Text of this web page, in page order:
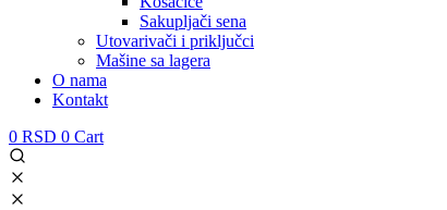
Sakupljači sena
Utovarivači i priključci
Mašine sa lagera
O nama
Kontakt
0 RSD 0 Cart